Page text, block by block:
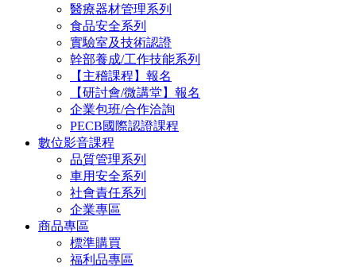
醫療器材管理系列
食品安全系列
實驗室及技術認證
幹部養成/工作技能系列
【主稽課程】報名
【研討會/微講堂】報名
企業包班/合作洽詢
PECB國際認證課程
數位影音課程
品質管理系列
車用安全系列
社會責任系列
企業專區
商品專區
標準購買
福利品專區